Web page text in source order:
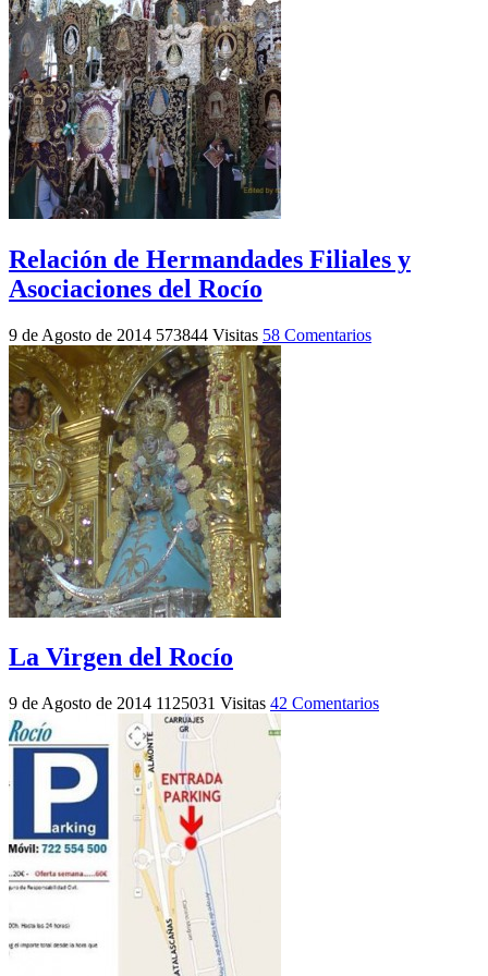
Relación de Hermandades Filiales y
Asociaciones del Rocío
9 de Agosto de 2014 573844 Visitas 58 Comentarios
La Virgen del Rocío
9 de Agosto de 2014 1125031 Visitas 42 Comentarios